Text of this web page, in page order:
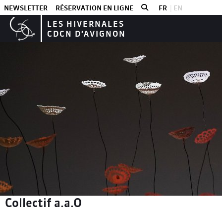
NEWSLETTER RÉSERVATION EN LIGNE FR EN
LES HIVERNALES
CDCN D’AVIGNON
Les spectacles
Les HiverÔmomes
Collectif a.a.O